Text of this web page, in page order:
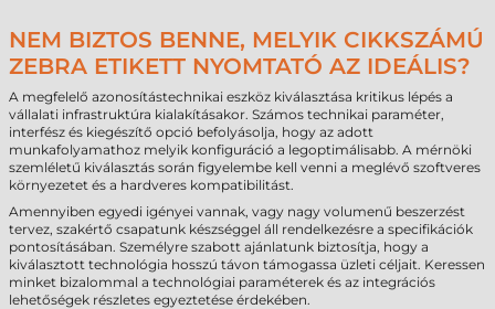
NEM BIZTOS BENNE, MELYIK CIKKSZÁMÚ
ZEBRA ETIKETT NYOMTATÓ AZ IDEÁLIS?
A megfelelő azonosítástechnikai eszköz kiválasztása kritikus lépés a
vállalati infrastruktúra kialakításakor. Számos technikai paraméter,
interfész és kiegészítő opció befolyásolja, hogy az adott
munkafolyamathoz melyik konfiguráció a legoptimálisabb. A mérnöki
szemléletű kiválasztás során figyelembe kell venni a meglévő szoftveres
környezetet és a hardveres kompatibilitást.
Amennyiben egyedi igényei vannak, vagy nagy volumenű beszerzést
tervez, szakértő csapatunk készséggel áll rendelkezésre a specifikációk
pontosításában. Személyre szabott ajánlatunk biztosítja, hogy a
kiválasztott technológia hosszú távon támogassa üzleti céljait. Keressen
minket bizalommal a technológiai paraméterek és az integrációs
lehetőségek részletes egyeztetése érdekében.